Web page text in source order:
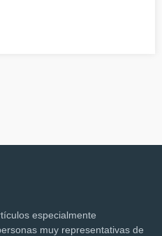
especialmente
muy representativas de